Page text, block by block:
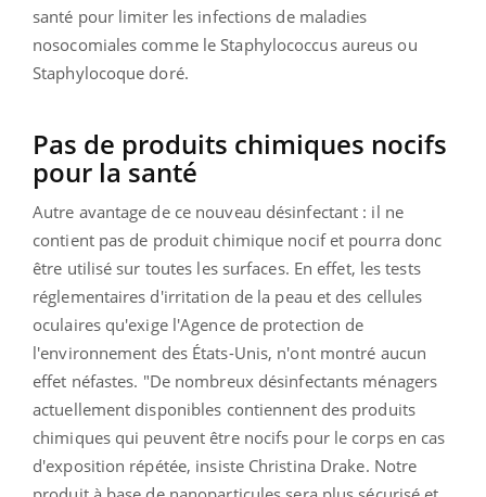
santé pour limiter les infections de maladies
nosocomiales comme leStaphylococcus aureus ou
Staphylocoque doré.
Pas de produits chimiques nocifs
pour la santé
Autre avantage de ce nouveau désinfectant : il ne
contient pas de produit chimique nocif et pourra donc
être utilisé sur toutes les surfaces. En effet, les tests
réglementaires d'irritation de la peau et des cellules
oculaires qu'exige l'Agence de protection de
l'environnement des États-Unis, n'ont montré aucun
effet néfastes. "De nombreux désinfectants ménagers
actuellement disponibles contiennent des produits
chimiques qui peuvent être nocifs pour le corps en cas
d'exposition répétée, insiste Christina Drake. Notre